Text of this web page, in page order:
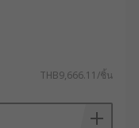
THB9,666.11/ชิ้น